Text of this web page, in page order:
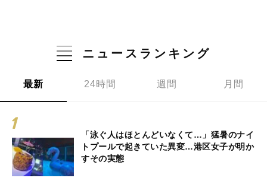
ニュースランキング
最新 24時間 週間 月間
「泳ぐ人はほとんどいなくて…」猛暑のナイ
トプールで起きていた異変…港区女子が明か
すその実態